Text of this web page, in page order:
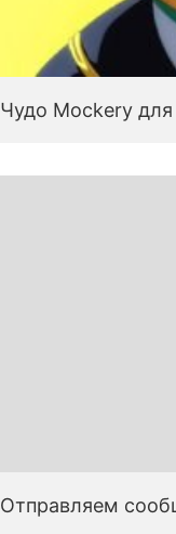
Чудо Mockery для
Отправляем